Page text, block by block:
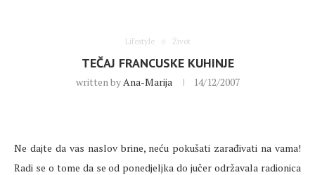
Lifestyle Život
TEČAJ FRANCUSKE KUHINJE
written byAna-Marija 14/12/2007
Ne dajte da vas naslov brine, neću pokušati zarađivati na vama!
Radi se o tome da se od ponedjeljka do jučer održavala radionica